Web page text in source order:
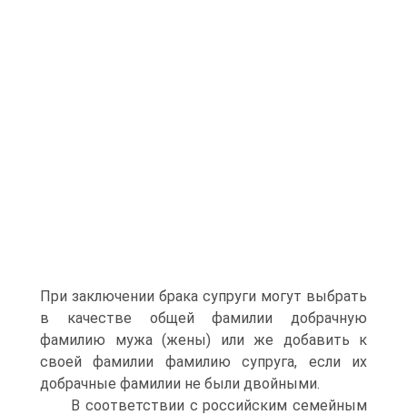
При заключении брака супруги могут выбрать
в качестве общей фамилии добрачную
фамилию мужа (жены) или же добавить к
своей фамилии фамилию супруга, если их
добрачные фамилии не были двойными.
В соответствии с российским семейным